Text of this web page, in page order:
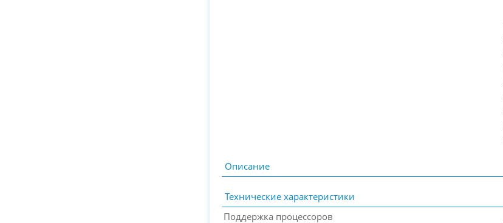
Описание
Технические характеристики
Поддержка процессоров